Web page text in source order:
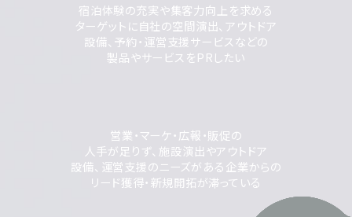
宿泊体験の充実や集客力向上を求める
ターゲットに自社の空間演出、アウトドア
設備、予約・運営支援サービスなどの
製品やサービスをPRしたい
営業・マーケ・広報・販促の
人手が足りず、施設演出やアウトドア
設備、運営支援のニーズがある企業からの
リード獲得・新規開拓が滞っている